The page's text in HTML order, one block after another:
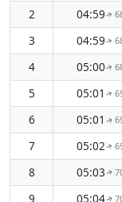
2
04:59↑
3
04:59↑
4
05:00↑
5
05:01 ↑
6
05:01 ↑
7
05:02↑
8
05:03↑
9
05:04↑